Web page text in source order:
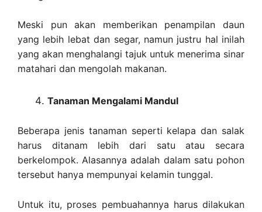
Meski pun akan memberikan penampilan daun
yang lebih lebat dan segar, namun justru hal inilah
yang akan menghalangi tajuk untuk menerima sinar
matahari dan mengolah makanan.
Tanaman Mengalami Mandul
Beberapa jenis tanaman seperti kelapa dan salak
harus ditanam lebih dari satu atau secara
berkelompok. Alasannya adalah dalam satu pohon
tersebut hanya mempunyai kelamin tunggal.
Untuk itu, proses pembuahannya harus dilakukan